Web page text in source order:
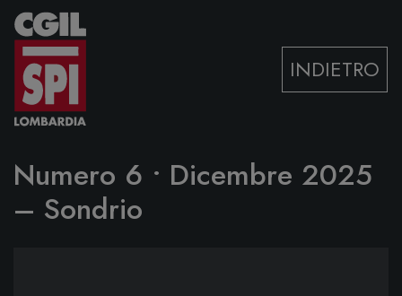
Vai al contenuto
INDIETRO
Numero 6 • Dicembre 2025
– Sondrio